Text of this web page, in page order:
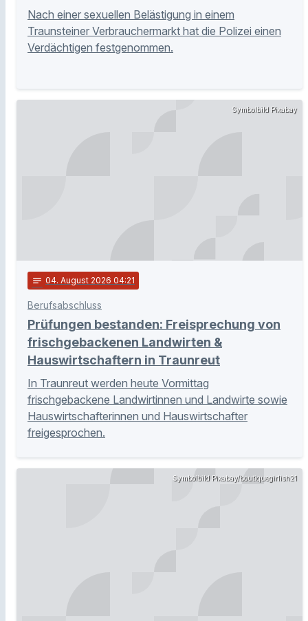
Nach einer sexuellen Belästigung in einem
Traunsteiner Verbrauchermarkt hat die Polizei einen
Verdächtigen festgenommen.
Symbolbild Pixabay
notes 04. August 2026 04:21
Berufsabschluss
Prüfungen bestanden: Freisprechung von
frischgebackenen Landwirten &
Hauswirtschaftern in Traunreut
In Traunreut werden heute Vormittag
frischgebackene Landwirtinnen und Landwirte sowie
Hauswirtschafterinnen und Hauswirtschafter
freigesprochen.
Symbolbild Pixabay/boutiquegirlish21